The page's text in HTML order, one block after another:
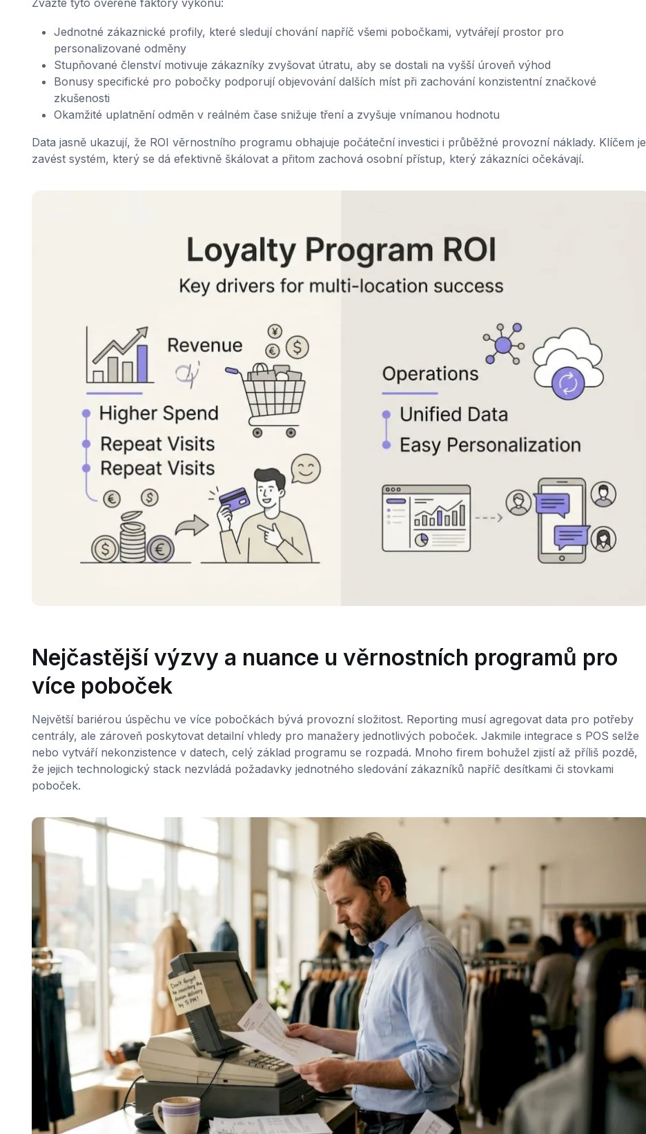
Jednotné zákaznické profily, které sledují chování napříč všemi pobočkami, vytvářejí prostor pro
personalizované odměny
Stupňované členství motivuje zákazníky zvyšovat útratu, aby se dostali na vyšší úroveň výhod
Bonusy specifické pro pobočky podporují objevování dalších míst při zachování konzistentní značkové
zkušenosti
Okamžité uplatnění odměn v reálném čase snižuje tření a zvyšuje vnímanou hodnotu
Data jasně ukazují, že ROI věrnostního programu obhajuje počáteční investici i průběžné provozní náklady. Klíčem je
zavést systém, který se dá efektivně škálovat a přitom zachová osobní přístup, který zákazníci očekávají.
Nejčastější výzvy a nuance u věrnostních programů pro
více poboček
Největší bariérou úspěchu ve více pobočkách bývá provozní složitost. Reporting musí agregovat data pro potřeby
centrály, ale zároveň poskytovat detailní vhledy pro manažery jednotlivých poboček. Jakmile integrace s POS selže
nebo vytváří nekonzistence v datech, celý základ programu se rozpadá. Mnoho firem bohužel zjistí až příliš pozdě,
že jejich technologický stack nezvládá požadavky jednotného sledování zákazníků napříč desítkami či stovkami
poboček.